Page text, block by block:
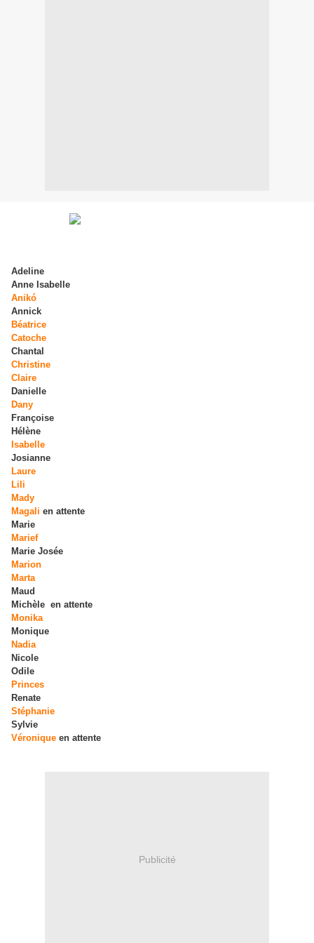
Adeline
Anne Isabelle
Anikó
Annick
Béatrice
Catoche
Chantal
Christine
Claire
Danielle
Dany
Françoise
Hélène
Isabelle
Josianne
Laure
Lili
Mady
Magali en attente
Marie
Marief
Marie Josée
Marion
Marta
Maud
Michèle en attente
Monika
Monique
Nadia
Nicole
Odile
Princes
Renate
Stéphanie
Sylvie
Véronique en attente
Publicité